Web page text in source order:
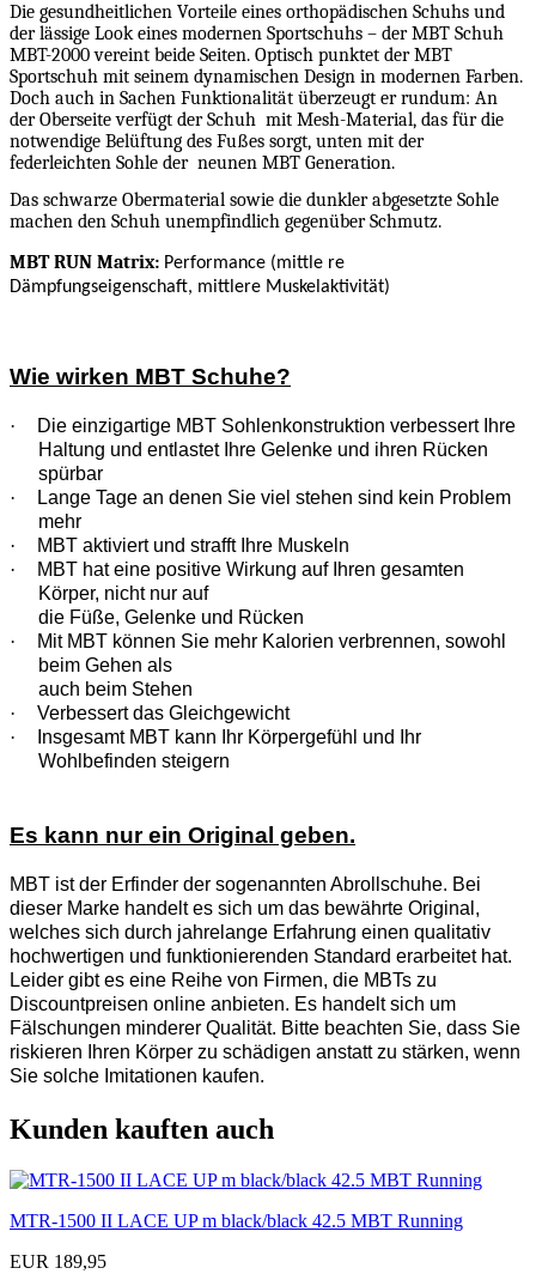
Die gesundheitlichen Vorteile eines orthopädischen Schuhs und
der lässige Look eines modernen Sportschuhs – der MBT Schuh
MBT-2000 vereint beide Seiten. Optisch punktet der MBT
Sportschuh mit seinem dynamischen Design in modernen Farben.
Doch auch in Sachen Funktionalität überzeugt er rundum: An
der Oberseite verfügt der Schuh mit Mesh-Material, das für die
notwendige Belüftung des Fußes sorgt, unten mit der
federleichten Sohle der neunen MBT Generation.
Das schwarze Obermaterial sowie die dunkler abgesetzte Sohle
machen den Schuh unempfindlich gegenüber Schmutz.
MBT RUN Matrix: Performance (mittle re
Dämpfungseigenschaft, mittlere Muskelaktivität)
Wie wirken MBT Schuhe?
·
Die einzigartige MBT Sohlenkonstruktion verbessert Ihre
Haltung und entlastet Ihre Gelenke und ihren Rücken
spürbar
·
Lange Tage an denen Sie viel stehen sind kein Problem
mehr
·
MBT aktiviert und strafft Ihre Muskeln
·
MBT hat eine positive Wirkung auf Ihren gesamten
Körper, nicht nur auf
die Füße, Gelenke und Rücken
·
Mit MBT können Sie mehr Kalorien verbrennen, sowohl
beim Gehen als
auch beim Stehen
·
Verbessert das Gleichgewicht
·
Insgesamt MBT kann Ihr Körpergefühl und Ihr
Wohlbefinden steigern
Es kann nur ein Original geben.
MBT ist der Erfinder der sogenannten Abrollschuhe. Bei
dieser Marke handelt es sich um das bewährte Original,
welches sich durch jahrelange Erfahrung einen qualitativ
hochwertigen und funktionierenden Standard erarbeitet hat.
Leider gibt es eine Reihe von Firmen, die MBTs zu
Discountpreisen online anbieten. Es handelt sich um
Fälschungen minderer Qualität. Bitte beachten Sie, dass Sie
riskieren Ihren Körper zu schädigen anstatt zu stärken, wenn
Sie solche Imitationen kaufen.
Kunden kauften auch
MTR-1500 II LACE UP m black/black 42.5 MBT Running
EUR 189,95